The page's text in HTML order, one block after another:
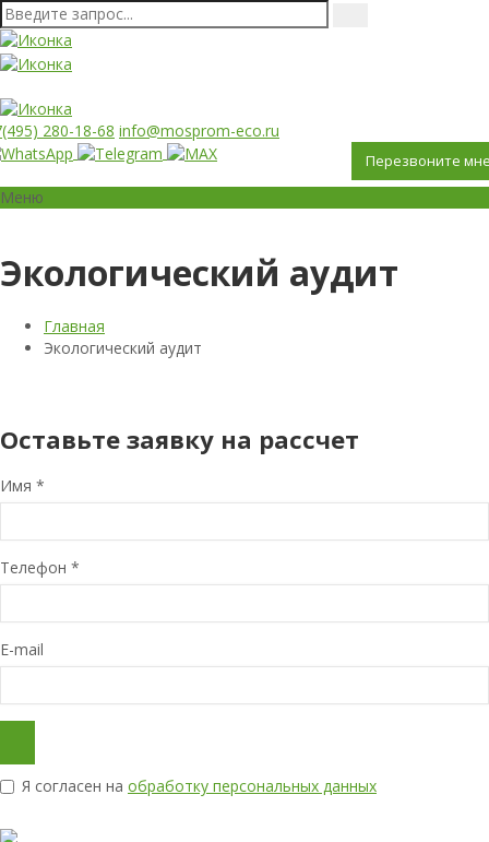
280-18-68 info@mosprom-eco.ru
Перезвоните
Меню
Экологический аудит
Главная
Экологический аудит
Оставьте заявку на рассчет
Имя *
Телефон *
E-mail
Я согласен на обработку персональных данных